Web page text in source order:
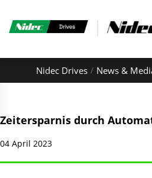
Nidec Drives News &
Zeitersparnis durch
04 April 2023